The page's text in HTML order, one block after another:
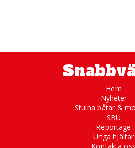
Hem
Nyheter
Stulna båtar &
SBU
Reportage
Unga hjältar
Kontakta oss